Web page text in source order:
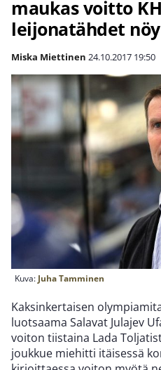
maukas voitto
leijonatähdet
Miska Miettinen 24.10.2017 19:50
Kuva: Juha Tamminen
Kaksinkertaisen
luotsaama Salavat Julajev
voiton tiistaina Lada
joukkue miehitti itäisessä